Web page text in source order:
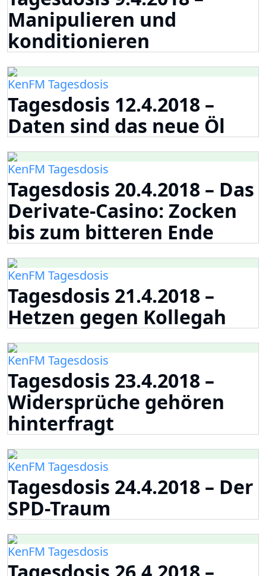
Manipulieren und
konditionieren
KenFM Tagesdosis
Tagesdosis 12.4.2018 –
Daten sind das neue Öl
KenFM Tagesdosis
Tagesdosis 20.4.2018 – Das
Derivate-Casino: Zocken
bis zum bitteren Ende
KenFM Tagesdosis
Tagesdosis 21.4.2018 –
Hetzen gegen Kollegah
KenFM Tagesdosis
Tagesdosis 23.4.2018 –
Widersprüche gehören
hinterfragt
KenFM Tagesdosis
Tagesdosis 24.4.2018 – Der
SPD-Traum
KenFM Tagesdosis